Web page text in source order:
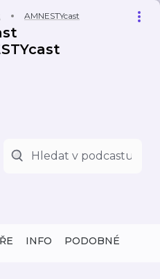
AMNESTYcast
INFO PODOBNÉ